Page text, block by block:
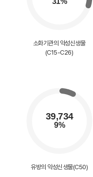
소화기관의 악성신생물
(C15-C26)
유방의 악성신생물(C50)